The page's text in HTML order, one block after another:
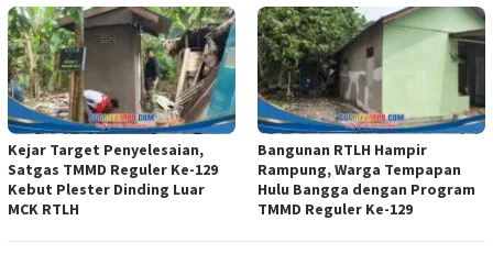
Kejar Target Penyelesaian,
Satgas TMMD Reguler Ke-129
Kebut Plester Dinding Luar
MCK RTLH
Bangunan RTLH Hampir
Rampung, Warga Tempapan
Hulu Bangga dengan Program
TMMD Reguler Ke-129